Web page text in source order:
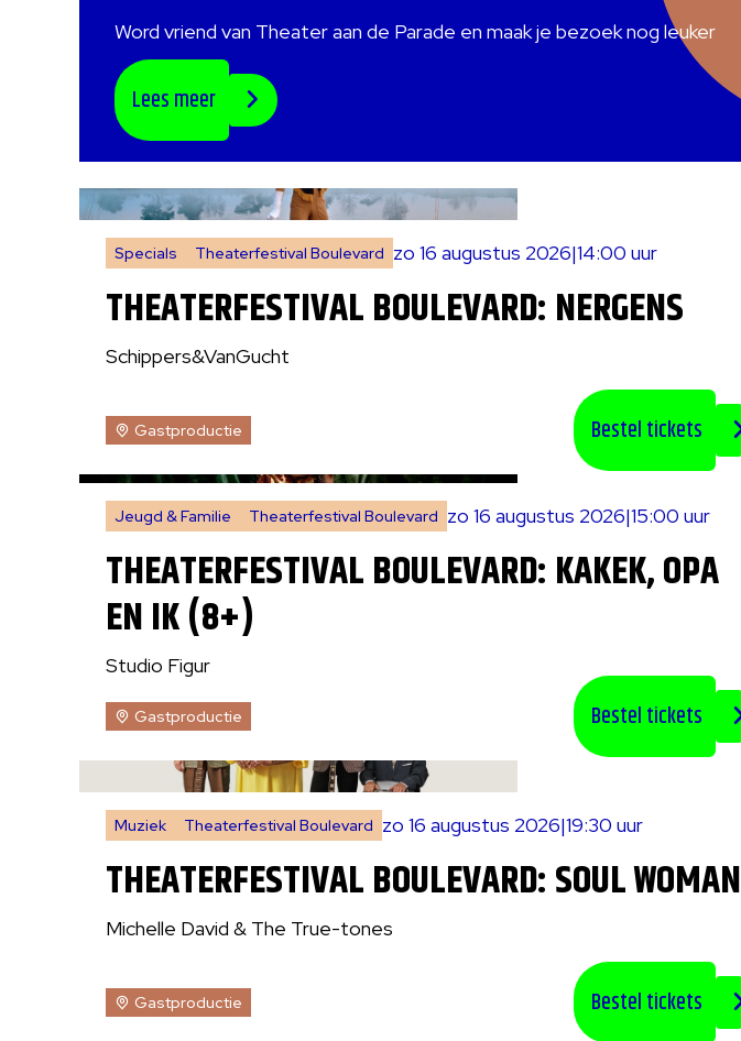
Word vriend van Theater aan de Parade en maak je bezoek nog leuker
Lees meer
THEATERFESTIVAL BOULEVARD: NERGENS
Specials Theaterfestival Boulevard zo 16 augustus 2026|14:00 uur
Schippers&VanGucht
Gastproductie Bestel tickets
THEATERFESTIVAL BOULEVARD: KAKEK, OPA
EN IK (8+)
Jeugd & Familie Theaterfestival Boulevard zo 16 augustus 2026|15:00 uur
Studio Figur
Gastproductie Bestel tickets
THEATERFESTIVAL BOULEVARD: SOUL WOMAN
Muziek Theaterfestival Boulevard zo 16 augustus 2026|19:30 uur
Michelle David & The True-tones
Gastproductie Bestel tickets